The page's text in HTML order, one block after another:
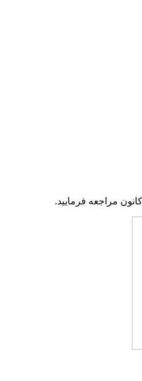
مراجعه فرمایید.